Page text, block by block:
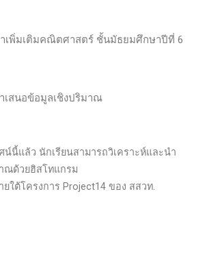
าเพิ่มเติมคณิตศาสตร์ ชั้นมัธยมศึกษาปีที่ 6
เสนอข้อมูลเชิงปริมาณ
น์นี้แล้ว นักเรียนสามารถวิเคราะห์และนำ
ณด้วยฮิสโทแกรม
ใต้โครงการ Project14 ของ สสวท.